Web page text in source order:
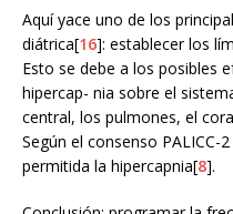
Aquí yace uno de los
diátrica[16]: establecer los
Esto se debe a los posibles
hipercap- nia sobre el
central, los pulmones, el
Según el consenso PALICC-
permitida la hipercapnia[8].